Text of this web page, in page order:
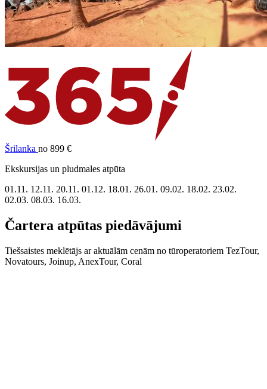
Šrilanka no 899 €
Ekskursijas un pludmales atpūta
01.11. 12.11. 20.11. 01.12. 18.01. 26.01. 09.02. 18.02. 23.02.
02.03. 08.03. 16.03.
Čartera atpūtas piedāvājumi
Tiešsaistes meklētājs ar aktuālām cenām no tūroperatoriem TezTour,
Novatours, Joinup, AnexTour, Coral